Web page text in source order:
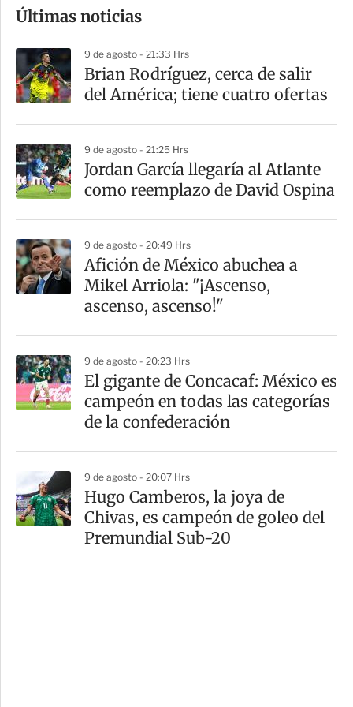
m
a
r
t
r
Últimas noticias
9 de agosto - 21:33 Hrs
Brian Rodríguez, cerca de salir
del América; tiene cuatro ofertas
9 de agosto - 21:25 Hrs
Jordan García llegaría al Atlante
como reemplazo de David Ospina
9 de agosto - 20:49 Hrs
Afición de México abuchea a
Mikel Arriola: "¡Ascenso,
ascenso, ascenso!"
9 de agosto - 20:23 Hrs
El gigante de Concacaf: México es
campeón en todas las categorías
de la confederación
9 de agosto - 20:07 Hrs
Hugo Camberos, la joya de
Chivas, es campeón de goleo del
Premundial Sub-20